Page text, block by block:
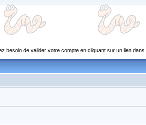
besoin de valider votre compte en cliquant sur un lien dans